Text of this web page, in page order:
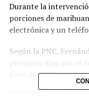
Durante la
porciones de
electrónica y un
Según la PNC,
próximos días por el
fines de tráfico.